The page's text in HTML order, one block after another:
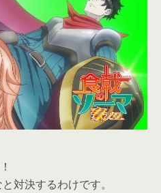
対決するわけです。